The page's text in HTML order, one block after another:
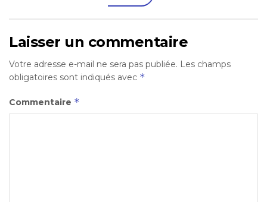
Laisser un commentaire
Votre adresse e-mail ne sera pas publiée. Les champs
obligatoires sont indiqués avec *
Commentaire *